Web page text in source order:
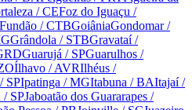
/ CEFoz do Iguaçu /
Fundão / CTBGoiâniaGondomar/
Grândola / STBGravataí/
Guarujá / SPGuarulhos /
Ílhavo / AVRIlhéus /
/ SPIpatinga / MGItabuna / BAItajaí/
/ SPJaboatão dos Guararapes /